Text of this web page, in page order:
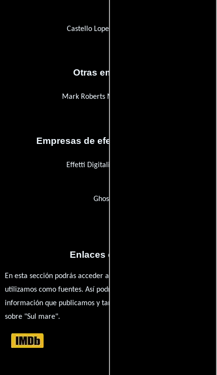
Castello Lopes Multimédia
Otras empresas
Mark Roberts Motion Control
Empresas de efectos especiales
Effetti Digitali Italiani (EDI)
Ghost SFX
Enlaces externos
En esta sección podrás acceder a los recursos externos que
utilizamos como fuentes. Así podrás chequear toda la
información que publicamos y también ampliar tu conocimiento
sobre "Sul mare".